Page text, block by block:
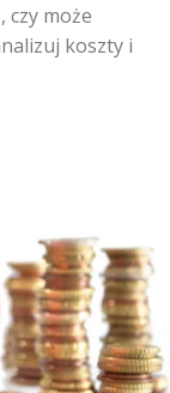
, czy może
koszty i